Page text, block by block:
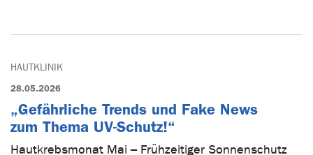
HAUTKLINIK
28.05.2026
„Gefährliche Trends und Fake News
zum Thema UV-Schutz!“
Hautkrebsmonat Mai – Frühzeitiger Sonnenschutz